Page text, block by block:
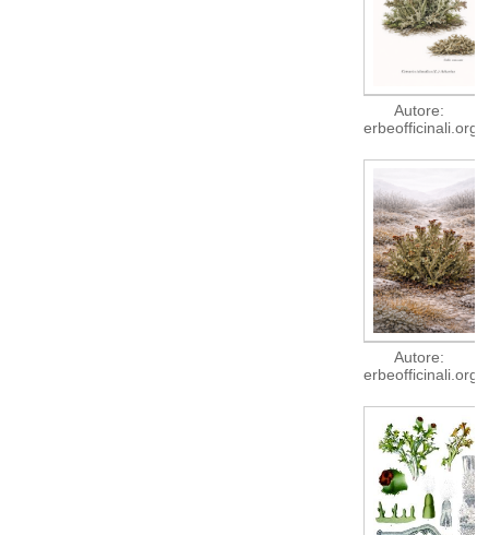
Autore:
erbeofficinali.org
Autore:
erbeofficinali.org